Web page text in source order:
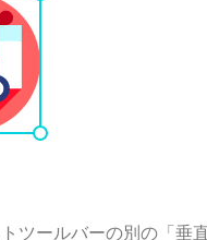
ツールバーの別の「垂